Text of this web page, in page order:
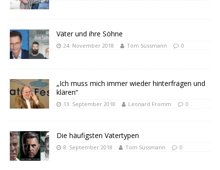
Väter und ihre Söhne
24. November 2018 Tom Süssmann 0
„Ich muss mich immer wieder hinterfragen und
klären“
13. September 2018 Leonard Fromm 0
Die häufigsten Vatertypen
8. September 2018 Tom Süssmann 0